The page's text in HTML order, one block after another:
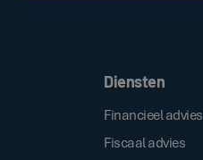
Diensten
Financieel advies
Fiscaal advies